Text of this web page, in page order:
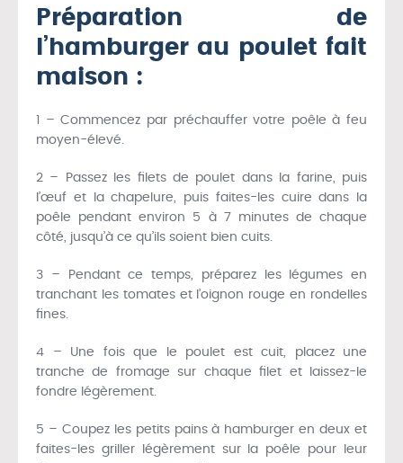
Préparation de
l’hamburger au poulet fait
maison :
1 – Commencez par préchauffer votre poêle à feu
moyen-élevé.
2 – Passez les filets de poulet dans la farine, puis
l’œuf et la chapelure, puis faites-les cuire dans la
poêle pendant environ 5 à 7 minutes de chaque
côté, jusqu’à ce qu’ils soient bien cuits.
3 – Pendant ce temps, préparez les légumes en
tranchant les tomates et l’oignon rouge en rondelles
fines.
4 – Une fois que le poulet est cuit, placez une
tranche de fromage sur chaque filet et laissez-le
fondre légèrement.
5 – Coupez les petits pains à hamburger en deux et
faites-les griller légèrement sur la poêle pour leur